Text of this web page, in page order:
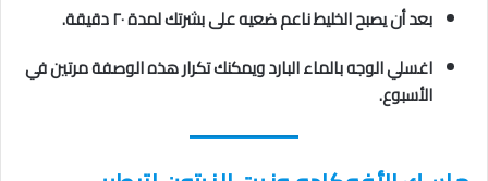
بعد أن يصبح الخليط ناعم ضعيه على بشرتك لمدة ٢٠ دقيقة.
اغسلي الوجه بالماء البارد ويمكنك تكرار هذه الوصفة مرتين في
الأسبوع.